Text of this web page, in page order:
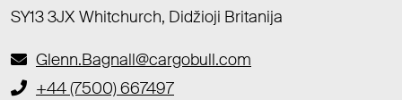
SY13 3JX Whitchurch, Didžioji Britanija
Glenn.Bagnall@cargobull.com
+44 (7500) 667497